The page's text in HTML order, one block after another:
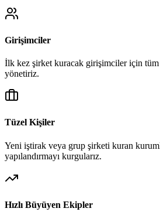
Girişimciler
İlk kez şirket kuracak girişimciler için tüm
yönetiriz.
Tüzel Kişiler
Yeni iştirak veya grup şirketi kuran
yapılandırmayı kurgularız.
Hızlı Büyüyen Ekipler